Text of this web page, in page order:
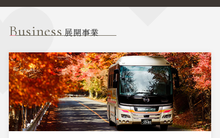
Business 展開事業